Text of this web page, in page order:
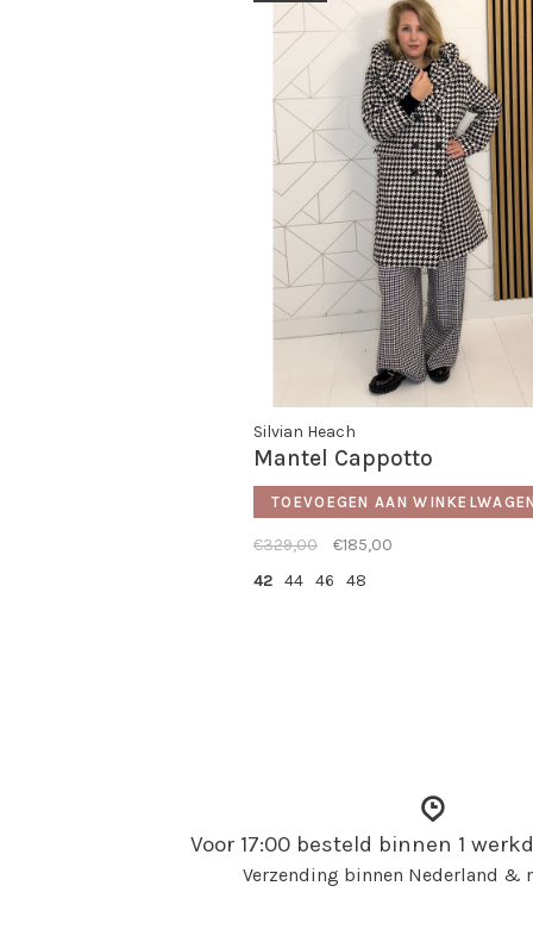
Silvian Heach
Mantel Cappotto
TOEVOEGEN AAN
€329,00
€185,00
42 44 46 48
Voor 17:00 besteld binnen 1
Verzending binnen Nederland &